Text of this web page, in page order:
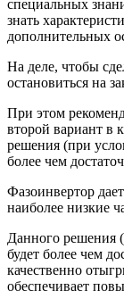
специальных
знать
дополнительных
На деле, чтобы
остановиться на
При этом
второй вариант в
решения (при
более чем
Фазоинвертор
наиболее низкие
Данного решения
будет более чем
качественно
обеспечивает